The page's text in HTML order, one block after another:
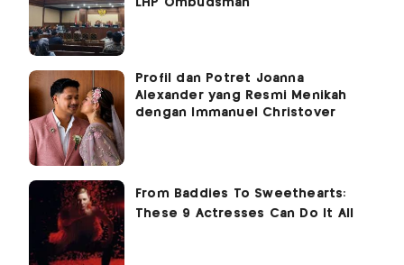
LHP Ombudsman
Profil dan Potret Joanna
Alexander yang Resmi Menikah
dengan Immanuel Christover